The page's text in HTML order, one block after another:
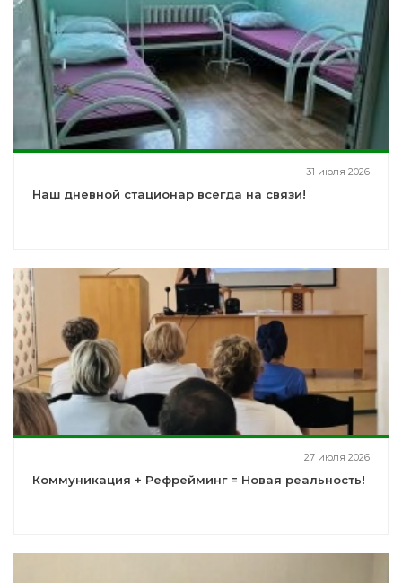
31 июля 2026
Наш дневной стационар всегда на связи!
27 июля 2026
Коммуникация + Рефрейминг = Новая реальность!